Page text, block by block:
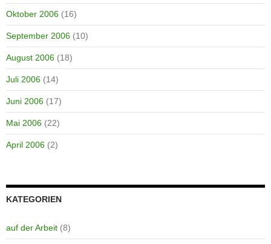
Oktober 2006 (16)
September 2006 (10)
August 2006 (18)
Juli 2006 (14)
Juni 2006 (17)
Mai 2006 (22)
April 2006 (2)
KATEGORIEN
auf der Arbeit (8)